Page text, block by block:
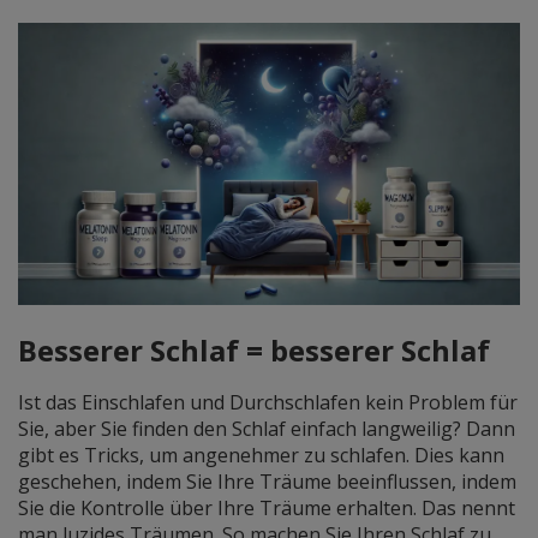
Besserer Schlaf = besserer Schlaf
Ist das Einschlafen und Durchschlafen kein Problem für
Sie, aber Sie finden den Schlaf einfach langweilig? Dann
gibt es Tricks, um angenehmer zu schlafen. Dies kann
geschehen, indem Sie Ihre Träume beeinflussen, indem
Sie die Kontrolle über Ihre Träume erhalten. Das nennt